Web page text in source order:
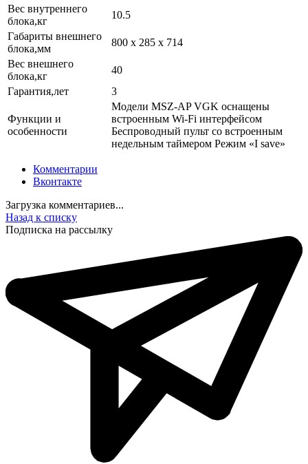
Вес внутреннего
блока,кг
10.5
Габариты внешнего
блока,мм
800 x 285 x 714
Вес внешнего
блока,кг
40
Гарантия,лет
3
Функции и
особенности
Модели MSZ-AP VGK оснащены
встроенным Wi-Fi интерфейсом
Беспроводный пульт со встроенным
недельным таймером Режим «I save»
Комментарии
Вконтакте
Загрузка комментариев...
Назад к списку
Подписка на рассылку